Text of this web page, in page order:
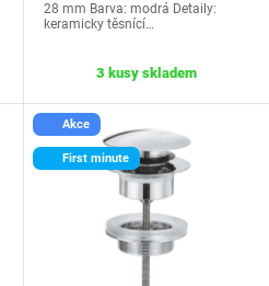
28 mm Barva: modrá Detaily:
keramicky těsnící…
3 kusy skladem
Akce
First minute